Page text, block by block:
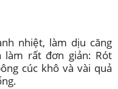
nhiệt, làm dịu căng
làm rất đơn giản: Rót
cúc khô và vài quả